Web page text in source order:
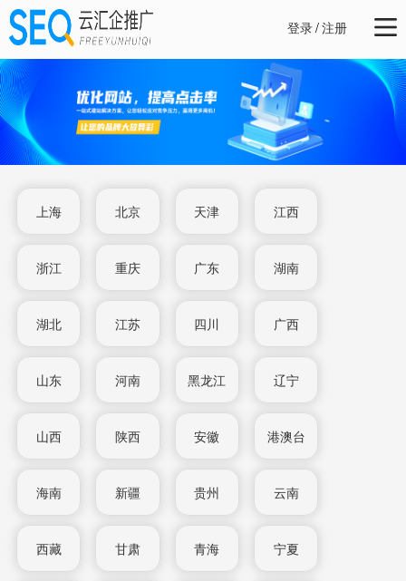
登录/注册
上海 北京 天津 江西
浙江 重庆 广东 湖南
湖北 江苏 四川 广西
山东 河南 黑龙江 辽宁
山西 陕西 安徽 港澳台
海南 新疆 贵州 云南
西藏 甘肃 青海 宁夏